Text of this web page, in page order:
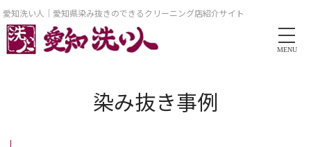
愛知洗い人｜愛知県染み抜きのできるクリーニング店紹介サイト
MENU
染み抜き事例